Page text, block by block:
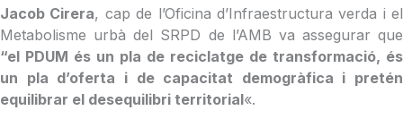
Jacob Cirera, cap de l’Oficina d’Infraestructura verda i el
Metabolisme urbà del SRPD de l’AMB va assegurar que
“el PDUM és un pla de reciclatge de transformació, és
un pla d’oferta i de capacitat demogràfica i pretén
equilibrar el desequilibri territorial«.